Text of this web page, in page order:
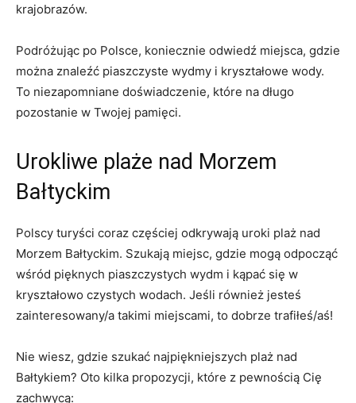
krajobrazów.
Podróżując po Polsce, koniecznie odwiedź miejsca,⁤ gdzie
można znaleźć piaszczyste wydmy i kryształowe wody.
To niezapomniane doświadczenie, które na długo
⁣pozostanie w Twojej pamięci.
Urokliwe plaże nad Morzem
Bałtyckim
Polscy ⁤turyści coraz częściej odkrywają​ uroki plaż nad
⁤Morzem Bałtyckim. Szukają‍ miejsc, gdzie mogą odpocząć
wśród ⁣pięknych piaszczystych wydm i kąpać się w
kryształowo czystych wodach. Jeśli ‍również jesteś
zainteresowany/a takimi miejscami, to dobrze trafiłeś/aś!
Nie wiesz, gdzie szukać najpiękniejszych plaż​ nad
Bałtykiem? ‍Oto ‍kilka propozycji, które z⁣ pewnością Cię
zachwycą: